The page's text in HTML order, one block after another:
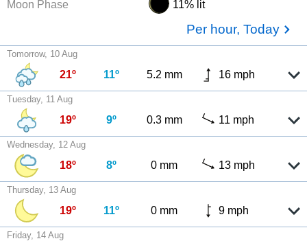
Moon Phase
11% lit
Per hour, Today
Tomorrow, 10 Aug
21º 11º 5.2 mm 16 mph
Tuesday, 11 Aug
19º 9º 0.3 mm 11 mph
Wednesday, 12 Aug
18º 8º 0 mm 13 mph
Thursday, 13 Aug
19º 11º 0 mm 9 mph
Friday, 14 Aug